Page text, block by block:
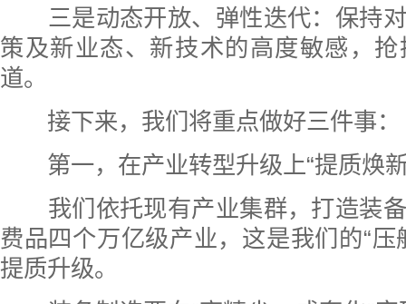
三是动态开放、弹性迭代：保持对
策及新业态、新技术的高度敏感，
道。
接下来，我们将重点做好三件事：
第一，在产业转型升级上“提质焕
我们依托现有产业集群，打造装备
费品四个万亿级产业，这是我们的“压
提质升级。